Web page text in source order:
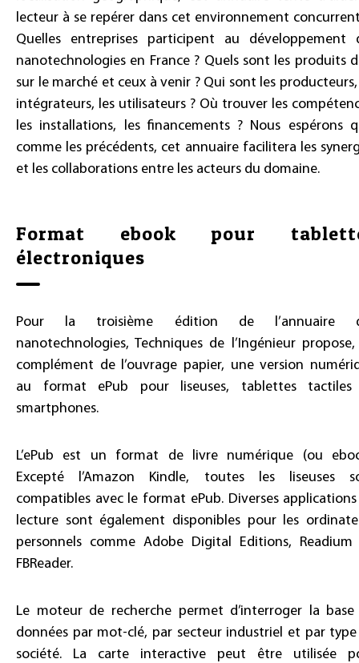
lecteur à se repérer dans cet environnement
Quelles entreprises participent au développement
nanotechnologies en France ? Quels sont les produits
sur le marché et ceux à venir ? Qui sont les producteurs,
intégrateurs, les utilisateurs ? Où trouver les
les installations, les financements ? Nous espérons
comme les précédents, cet annuaire facilitera les
et les collaborations entre les acteurs du domaine.
Format ebook pour
électroniques
Pour la troisième édition de l’annuaire
nanotechnologies, Techniques de l’Ingénieur
complément de l’ouvrage papier, une version
au format ePub pour liseuses, tablettes
smartphones.
L’ePub est un format de livre numérique (ou
Excepté l’Amazon Kindle, toutes les liseuses
compatibles avec le format ePub. Diverses
lecture sont également disponibles pour les
personnels comme Adobe Digital Editions, Readium
FBReader.
Le moteur de recherche permet d’interroger la
données par mot-clé, par secteur industriel et par
société. La carte interactive peut être utilisée